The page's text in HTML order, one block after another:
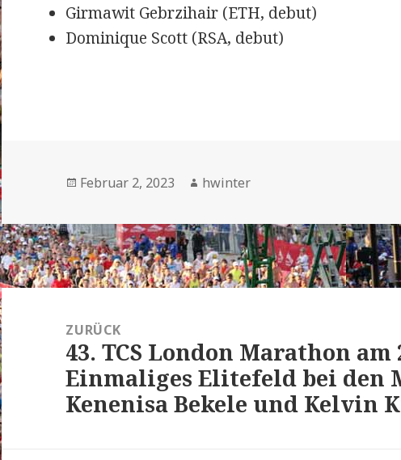
Girmawit Gebrzihair (ETH, debut)
Dominique Scott (RSA, debut)
Veröffentlicht
Februar 2, 2023 Autor
hwinter
Beitrags-
NavigationZURÜCK
Vorheriger
Beitrag:
43. TCS London Marathon am
Einmaliges Elitefeld bei den
Kenenisa Bekele und Kelvin